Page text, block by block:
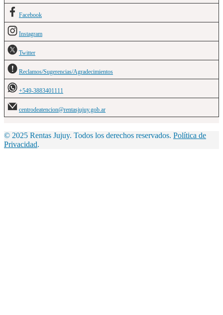
Facebook
Instagram
Twitter
Reclamos/Sugerencias/Agradecimientos
+549-3883401111
centrodeatencion@rentasjujuy.gob.ar
© 2025 Rentas Jujuy. Todos los derechos reservados. Política de
Privacidad.